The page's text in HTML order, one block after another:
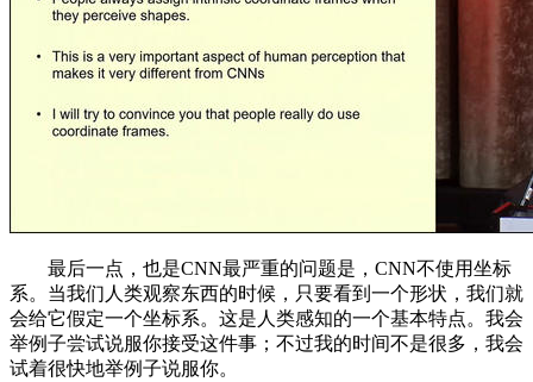
最后一点，也是CNN最严重的问题是，CNN不使用坐标
系。当我们人类观察东西的时候，只要看到一个形状，我们就
会给它假定一个坐标系。这是人类感知的一个基本特点。我会
举例子尝试说服你接受这件事；不过我的时间不是很多，我会
试着很快地举例子说服你。